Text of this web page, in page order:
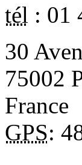
tél : 01
30
75002
France
GPS: